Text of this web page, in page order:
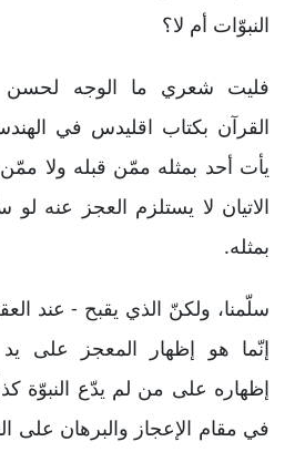
النبوّات أم لا؟
فليت شعري ما الوجه لحسن
القرآن بكتاب اقليدس في
يأت أحد بمثله ممّن قبله ولا
الاتيان لا يستلزم العجز عنه
بمثله.
سلّمنا، ولكنّ الذي يقبح - عند
إنّما هو إظهار المعجز على يد
إظهاره على من لم يدّع النبوّة
في مقام الإعجاز والبرهان على